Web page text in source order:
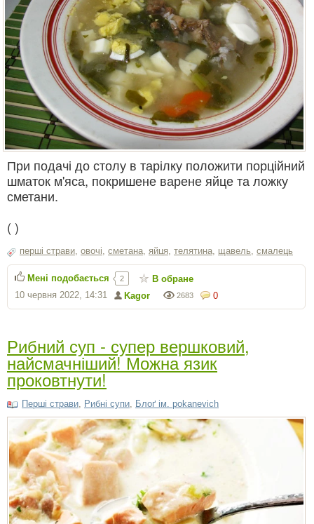
При подачі до столу в тарілку положити порційний
шматок м'яса, покришене варене яйце та ложку
сметани.
( )
перші страви овочі сметана яйця телятина щавель смалець
0
2683
Kagor
10 червня 2022, 14:31
Мені подобається 2 В обране
Рибний суп - супер вершковий,
найсмачніший! Можна язик
проковтнути!
Перші страви Рибні супи Блоґ ім. pokanevich